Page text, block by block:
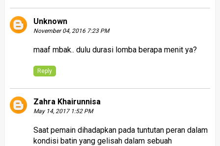
Unknown
November 04, 2016 7:23 PM
maaf mbak.. dulu durasi lomba berapa menit ya?
Reply
Zahra Khairunnisa
May 14, 2017 1:52 PM
Saat pemain dihadapkan pada tuntutan peran dalam
kondisi batin yang gelisah dalam sebuah